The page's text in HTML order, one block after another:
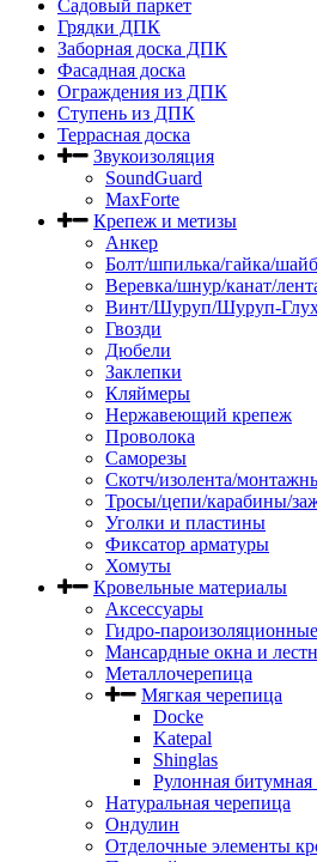
Садовый паркет
Грядки ДПК
Заборная доска ДПК
Фасадная доска
Ограждения из ДПК
Ступень из ДПК
Террасная доска
Звукоизоляция
SoundGuard
MaxForte
Крепеж и метизы
Анкер
Болт/шпилька/гайка/
Веревка/шнур/канат/
Винт/Шуруп/Шуруп-
Гвозди
Дюбели
Заклепки
Кляймеры
Нержавеющий крепеж
Проволока
Саморезы
Скотч/изолента/
Тросы/цепи/карабины/
Уголки и пластины
Фиксатор арматуры
Хомуты
Кровельные материалы
Аксессуары
Гидро-
Мансардные окна и
Металлочерепица
Мягкая черепица
Docke
Katepal
Shinglas
Рулонная битумная
Натуральная черепица
Ондулин
Отделочные элементы